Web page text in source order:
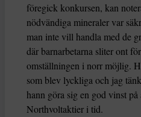
föregick konkursen, kan
nödvändiga mineraler var
man inte vill handla med de
där barnarbetarna sliter ont
omställningen i norr möjlig.
som blev lyckliga och jag
hann göra sig en god vinst på
Northvoltaktier i tid.